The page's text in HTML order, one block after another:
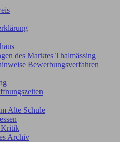
des Marktes Thalmässing
Bewerbungsverfahren
Alte Schule
Kritik
Archiv